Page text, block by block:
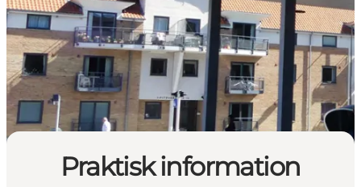
Book overnatning
Praktisk information